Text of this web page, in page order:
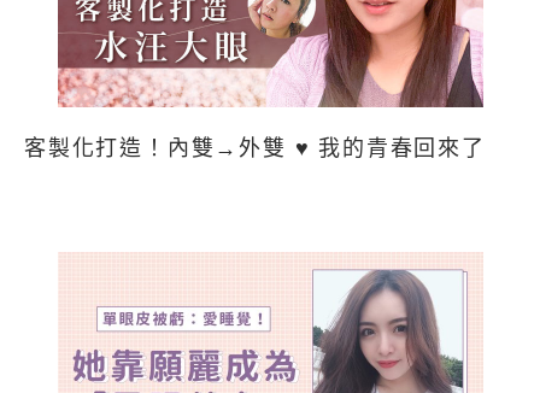
客製化打造！內雙→外雙 ♥ 我的青春回來了